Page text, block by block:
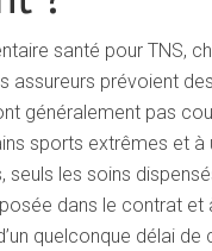
santé pour TNS,
prévoient
généralement pas
sports extrêmes et
les soins
dans le contrat
quelconque délai